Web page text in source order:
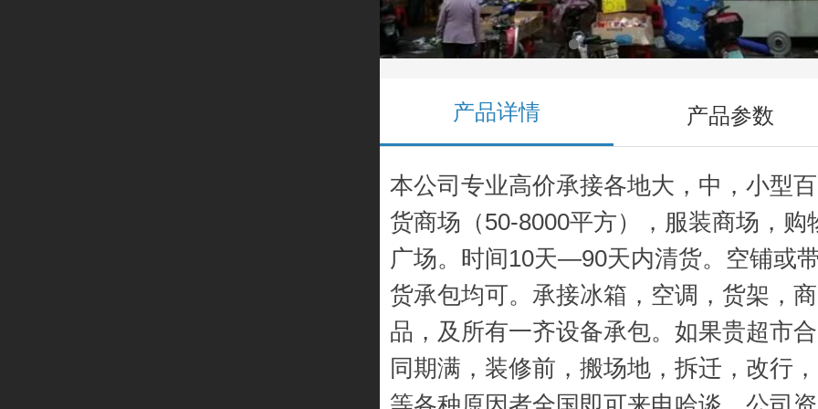
产品详情 产品参数
本公司专业高价承接各地大，中，小型百
货商场（50-8000平方），服装商场，购
广场。时间10天—90天内清货。空铺或
货承包均可。承接冰箱，空调，货架，商
品，及所有一齐设备承包。如果贵超市合
同期满，装修前，搬场地，拆迁，改行，